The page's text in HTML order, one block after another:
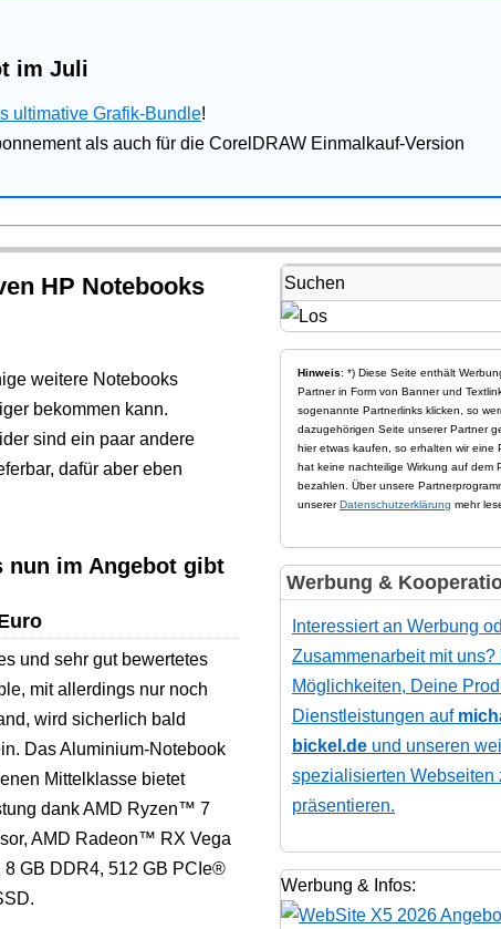
im Juli
ultimative Grafik-Bundle!
als auch für die CorelDRAW Einmalkauf-Version
HP Notebooks
weitere Notebooks
bekommen kann.
sind ein paar andere
dafür aber eben
nun im Angebot gibt
und sehr gut bewertetes
mit allerdings nur noch
wird sicherlich bald
Das Aluminium-Notebook
Mittelklasse bietet
dank AMD Ryzen™ 7
AMD Radeon™ RX Vega
8 GB DDR4, 512 GB PCIe®
Hinweis: *) Diese Seite enthält
Partner in Form von Banner und
sogenannte Partnerlinks klicken, so
dazugehörigen Seite unserer Partner
hier etwas kaufen, so erhalten wir eine
hat keine nachteilige Wirkung auf dem
bezahlen. Über unsere
unsererDatenschutzerklärung mehr
Werbung &
Interessiert an Werbung
Zusammenarbeit mit uns?
Möglichkeiten, Deine
Dienstleistungen auf
bickel.de und unseren
spezialisierten Webseiten
präsentieren.
Werbung & Infos: